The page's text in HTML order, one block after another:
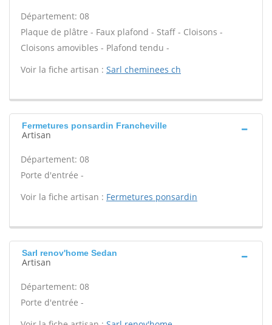
Département: 08
Plaque de plâtre - Faux plafond - Staff - Cloisons -
Cloisons amovibles - Plafond tendu -
Voir la fiche artisan : Sarl cheminees ch
Fermetures ponsardin Francheville
Artisan
Département: 08
Porte d'entrée -
Voir la fiche artisan : Fermetures ponsardin
Sarl renov'home Sedan
Artisan
Département: 08
Porte d'entrée -